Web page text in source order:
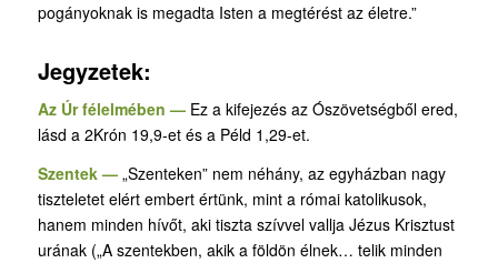
pogányoknak is megadta Isten a megtérést az életre.”
Jegyzetek:
Az Úr félelmében — Ez a kifejezés az Ószövetségből ered,
lásd a 2Krón 19,9-et és a Péld 1,29-et.
Szentek — „Szenteken” nem néhány, az egyházban nagy
tiszteletet elért embert értünk, mint a római katolikusok,
hanem minden hívőt, aki tiszta szívvel vallja Jézus Krisztust
urának („A szentekben, akik a földön élnek… telik minden